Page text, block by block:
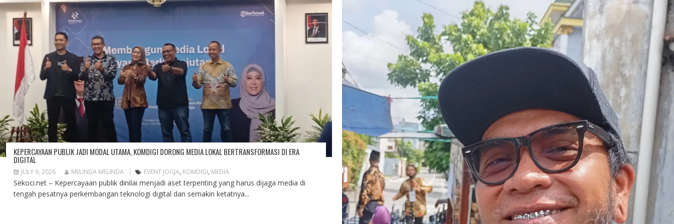
KEPERCAYAAN PUBLIK JADI MODAL UTAMA, KOMDIGI DORONG MEDIA LOKAL BERTRANSFORMASI DI ERA
DIGITAL
JULY 9, 2026 MELINDA MELINDA EVENT JOGJA, KOMDIGI, MEDIA
Sekoci.net – Kepercayaan publik dinilai menjadi aset terpenting yang harus dijaga media di
tengah pesatnya perkembangan teknologi digital dan semakin ketatnya...